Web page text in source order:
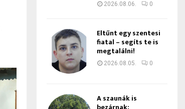
2026.08.06. 0
Eltűnt egy szentesi
fiatal – segíts te is
megtalálni!
2026.08.05. 0
A szaunák is